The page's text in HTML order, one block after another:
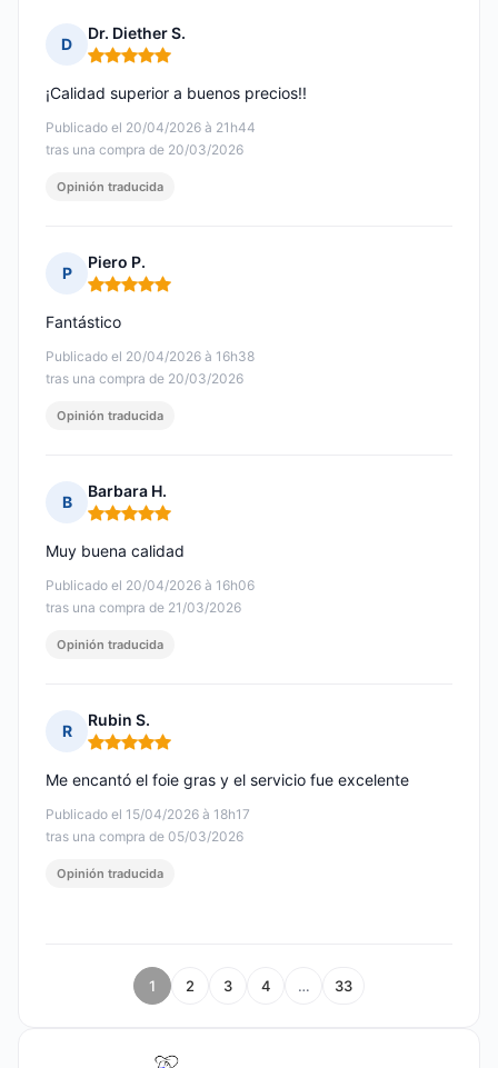
D
Dr. Diether S.
Nota: 5 de 5
Publicado el 20/04/2026 à 21h44
tras una compra de 20/03/2026
¡Calidad superior a buenos precios!!
Opinión traducida
P
Piero P.
Nota: 5 de 5
Publicado el 20/04/2026 à 16h38
tras una compra de 20/03/2026
Fantástico
Opinión traducida
B
Barbara H.
Nota: 5 de 5
Publicado el 20/04/2026 à 16h06
tras una compra de 21/03/2026
Muy buena calidad
Opinión traducida
R
Rubin S.
Nota: 5 de 5
Publicado el 15/04/2026 à 18h17
tras una compra de 05/03/2026
Me encantó el foie gras y el servicio fue excelente
Opinión traducida
1 2 3 4 … 33